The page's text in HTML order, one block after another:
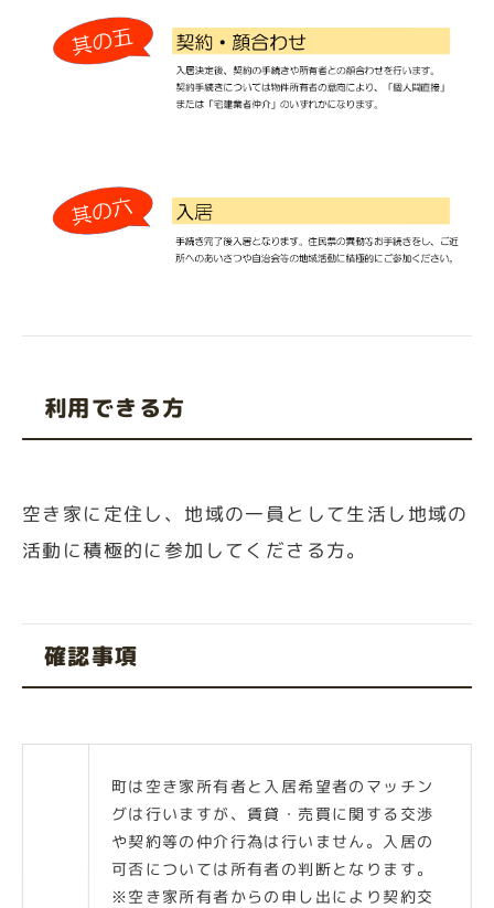
利用できる方
空き家に定住し、地域の一員として生活し地域の
活動に積極的に参加してくださる方。
確認事項
町は空き家所有者と入居希望者のマッチン
グは行いますが、賃貸・売買に関する交渉
や契約等の仲介行為は行いません。入居の
可否については所有者の判断となります。
※空き家所有者からの申し出により契約交